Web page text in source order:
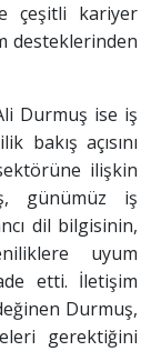
çeşitli kariyer
desteklerinden
Durmuş ise iş
bakış açısını
ilişkin
günümüz iş
dil bilgisinin,
uyum
etti. İletişim
Durmuş,
gerektiğini